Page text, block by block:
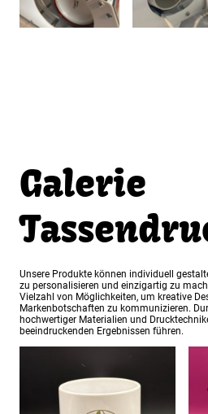
Galerie
Unsere Produkte können individuell
zu personalisieren und einzigartig zu
Vielzahl von Möglichkeiten, um kreative
Markenbotschaften zu kommunizieren.
hochwertiger Materialien und
beeindruckenden Ergebnissen führen.